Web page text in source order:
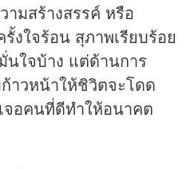
ามสร้างสรรค์ หรือ
งใจร้อน สุภาพเรียบร้อย
นใจบ้าง แต่ด้านการ
าวหน้าให้ชิวิตจะโดด
จอคนที่ดีทำให้อนาคต